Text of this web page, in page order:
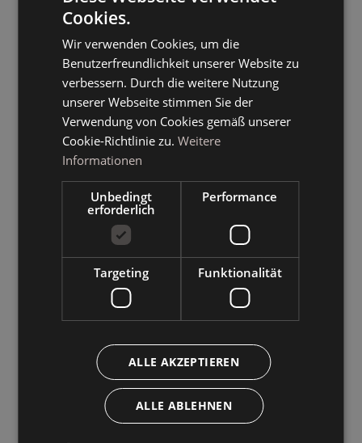
Cookies.
Wir verwenden Cookies, um die
Benutzerfreundlichkeit unserer Website zu
verbessern. Durch die weitere Nutzung
unserer Webseite stimmen Sie der
Verwendung von Cookies gemäß unserer
Cookie-Richtlinie zu. Weitere
Informationen
Unbedingt
erforderlich
Performance
Targeting Funktionalität
ALLE AKZEPTIEREN
ALLE ABLEHNEN